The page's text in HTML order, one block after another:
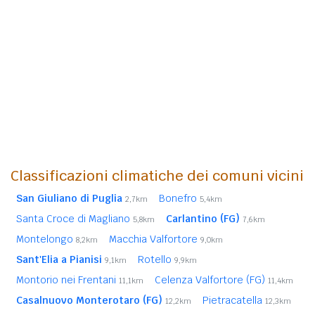
Classificazioni climatiche dei comuni vicini
San Giuliano di Puglia 2,7km Bonefro 5,4km
Santa Croce di Magliano 5,8km Carlantino (FG) 7,6km
Montelongo 8,2km Macchia Valfortore 9,0km
Sant'Elia a Pianisi 9,1km Rotello 9,9km
Montorio nei Frentani 11,1km Celenza Valfortore (FG) 11,4km
Casalnuovo Monterotaro (FG) 12,2km Pietracatella 12,3km